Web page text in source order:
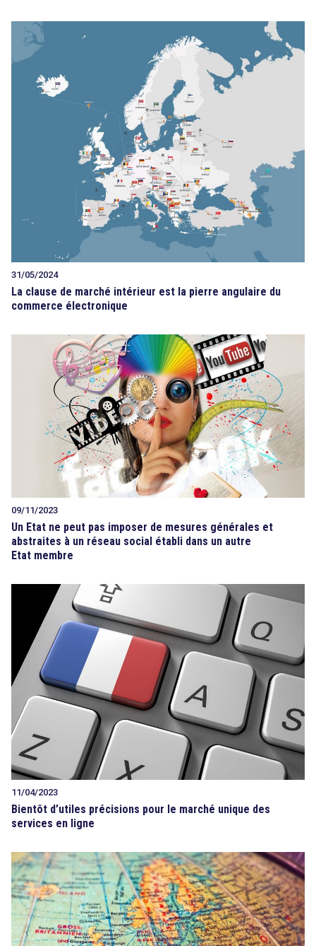
31/05/2024
La clause de marché intérieur est la pierre angulaire du
commerce électronique
09/11/2023
Un Etat ne peut pas imposer de mesures générales et
abstraites à un réseau social établi dans un autre
Etat membre
11/04/2023
Bientôt d’utiles précisions pour le marché unique des
services en ligne